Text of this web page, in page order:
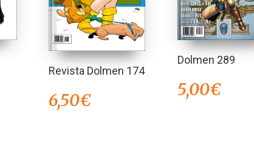
Revista Dolmen 174
6,50€
Dolmen 289
5,00€